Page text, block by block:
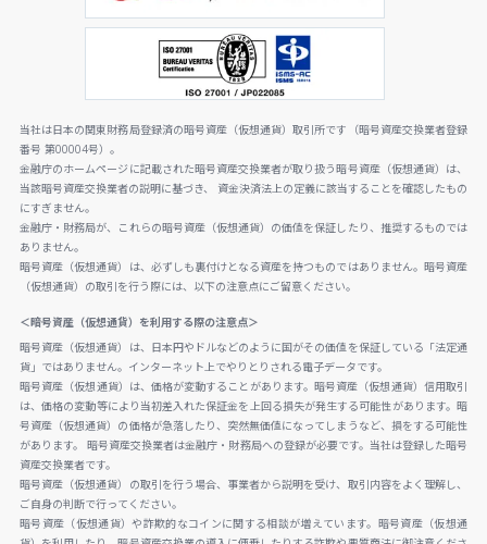
当社は日本の関東財務局登録済の暗号資産（仮想通貨）取引所です（暗号資産交換業者登録
番号 第00004号）。
金融庁のホームページに記載された暗号資産交換業者が取り扱う暗号資産（仮想通貨）は、
当該暗号資産交換業者の説明に基づき、 資金決済法上の定義に該当することを確認したもの
にすぎません。
金融庁・財務局が、これらの暗号資産（仮想通貨）の価値を保証したり、推奨するものでは
ありません。
暗号資産（仮想通貨）は、必ずしも裏付けとなる資産を持つものではありません。暗号資産
（仮想通貨）の取引を行う際には、以下の注意点にご留意ください。
＜暗号資産（仮想通貨）を利用する際の注意点＞
暗号資産（仮想通貨）は、日本円やドルなどのように国がその価値を保証している「法定通
貨」ではありません。インターネット上でやりとりされる電子データです。
暗号資産（仮想通貨）は、価格が変動することがあります。暗号資産（仮想通貨）信用取引
は、価格の変動等により当初差入れた保証金を上回る損失が発生する可能性があります。暗
号資産（仮想通貨）の価格が急落したり、突然無価値になってしまうなど、損をする可能性
があります。 暗号資産交換業者は金融庁・財務局への登録が必要です。当社は登録した暗号
資産交換業者です。
暗号資産（仮想通貨）の取引を行う場合、事業者から説明を受け、取引内容をよく理解し、
ご自身の判断で行ってください。
暗号資産（仮想通貨）や詐欺的なコインに関する相談が増えています。暗号資産（仮想通